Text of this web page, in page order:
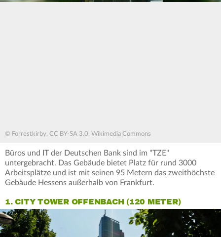
© Forrestkirby, CC BY-SA 3.0, Wikimedia Commons
Büros und IT der Deutschen Bank sind im "TZE"
untergebracht. Das Gebäude bietet Platz für rund 3000
Arbeitsplätze und ist mit seinen 95 Metern das zweithöchste
Gebäude Hessens außerhalb von Frankfurt.
1. CITY TOWER OFFENBACH (120 METER)